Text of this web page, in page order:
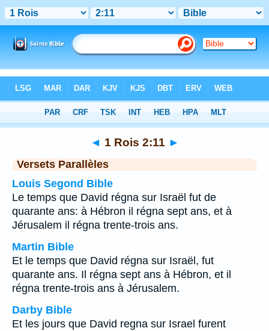
Chapitre 2> Verset 11
◄ 1 Rois 2:11 ►
Versets Parallèles
Louis Segond Bible
Le temps que David régna sur Israël fut de
quarante ans: à Hébron il régna sept ans, et à
Jérusalem il régna trente-trois ans.
Martin Bible
Et le temps que David régna sur Israël, fut
quarante ans. Il régna sept ans à Hébron, et il
régna trente-trois ans à Jérusalem.
Darby Bible
Et les jours que David regna sur Israel furent